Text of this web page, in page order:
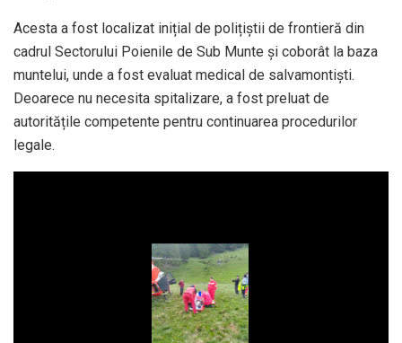
Acesta a fost localizat inițial de polițiștii de frontieră din
cadrul Sectorului Poienile de Sub Munte și coborât la baza
muntelui, unde a fost evaluat medical de salvamontiști.
Deoarece nu necesita spitalizare, a fost preluat de
autoritățile competente pentru continuarea procedurilor
legale.